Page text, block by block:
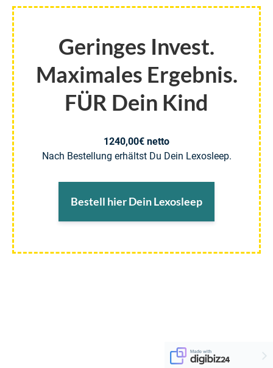
Geringes Invest.
Maximales Ergebnis.
FÜR Dein Kind
1240,00€ netto
Nach Bestellung erhältst Du Dein Lexosleep.
Bestell hier Dein Lexosleep